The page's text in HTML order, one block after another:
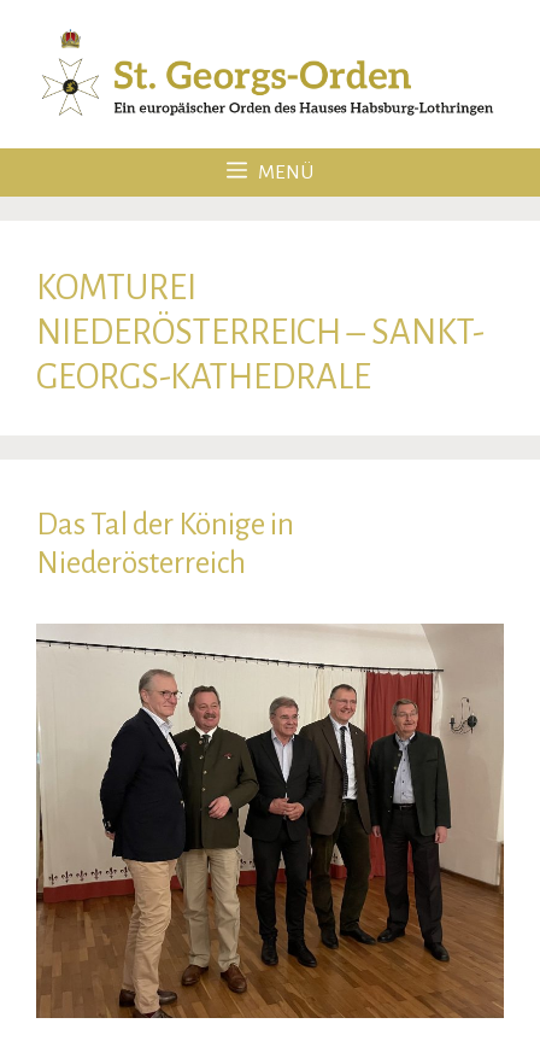
springen
MENÜ
KOMTUREI
NIEDERÖSTERREICH – SANKT-
GEORGS-KATHEDRALE
Das Tal der Könige in
Niederösterreich